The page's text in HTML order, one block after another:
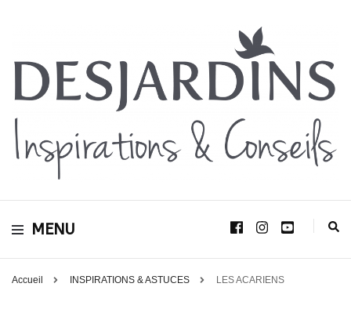
Desjardins
Inspirations &
Conseils
Avec le blog Desjardins, nous avons pour volonté de partager et de transmettre
d’aménagement d’intérieur et d’extérieur.
MENU
Accueil INSPIRATIONS & ASTUCES LES ACARIENS